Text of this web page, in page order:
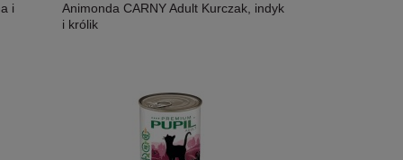
i
Animonda CARNY Adult Kurczak, indyk
i królik